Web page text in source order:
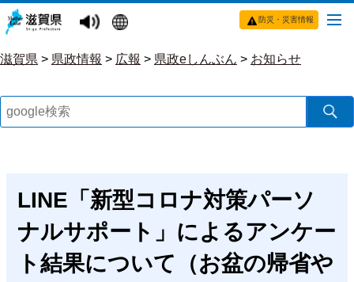
防災・災害情報
滋賀県 > 県政情報 > 広報 > 県政eしんぶん > お知らせ
LINE「新型コロナ対策パーソ
ナルサポート」によるアンケー
ト結果について（お盆の帰省や